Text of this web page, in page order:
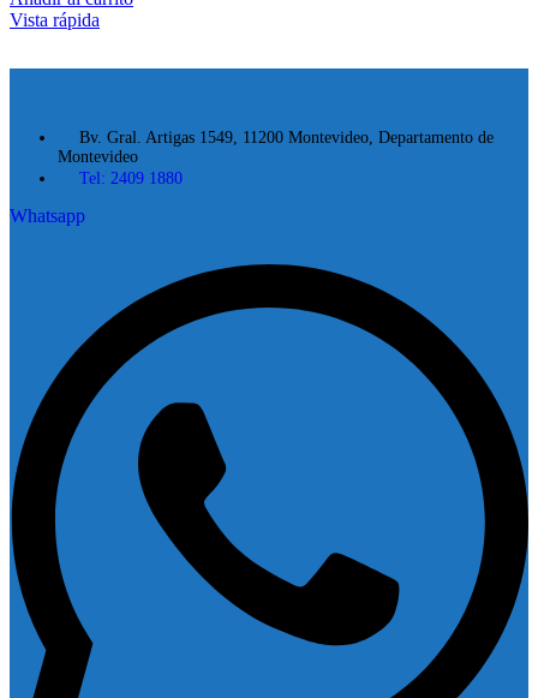
Vista rápida
Bv. Gral. Artigas 1549, 11200 Montevideo, Departamento de
Montevideo
Tel: 2409 1880
Whatsapp